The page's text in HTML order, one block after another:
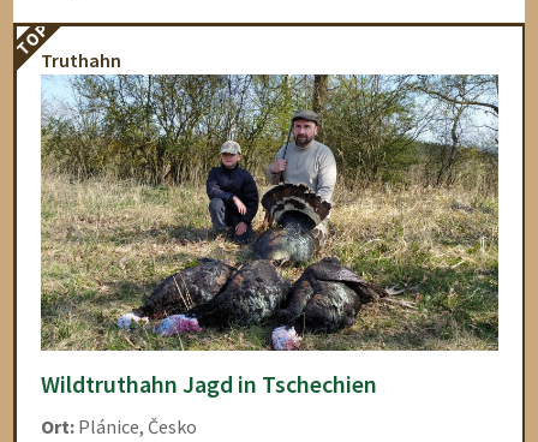
TOP
Truthahn
Wildtruthahn Jagd in Tschechien
Ort: Plánice, Česko